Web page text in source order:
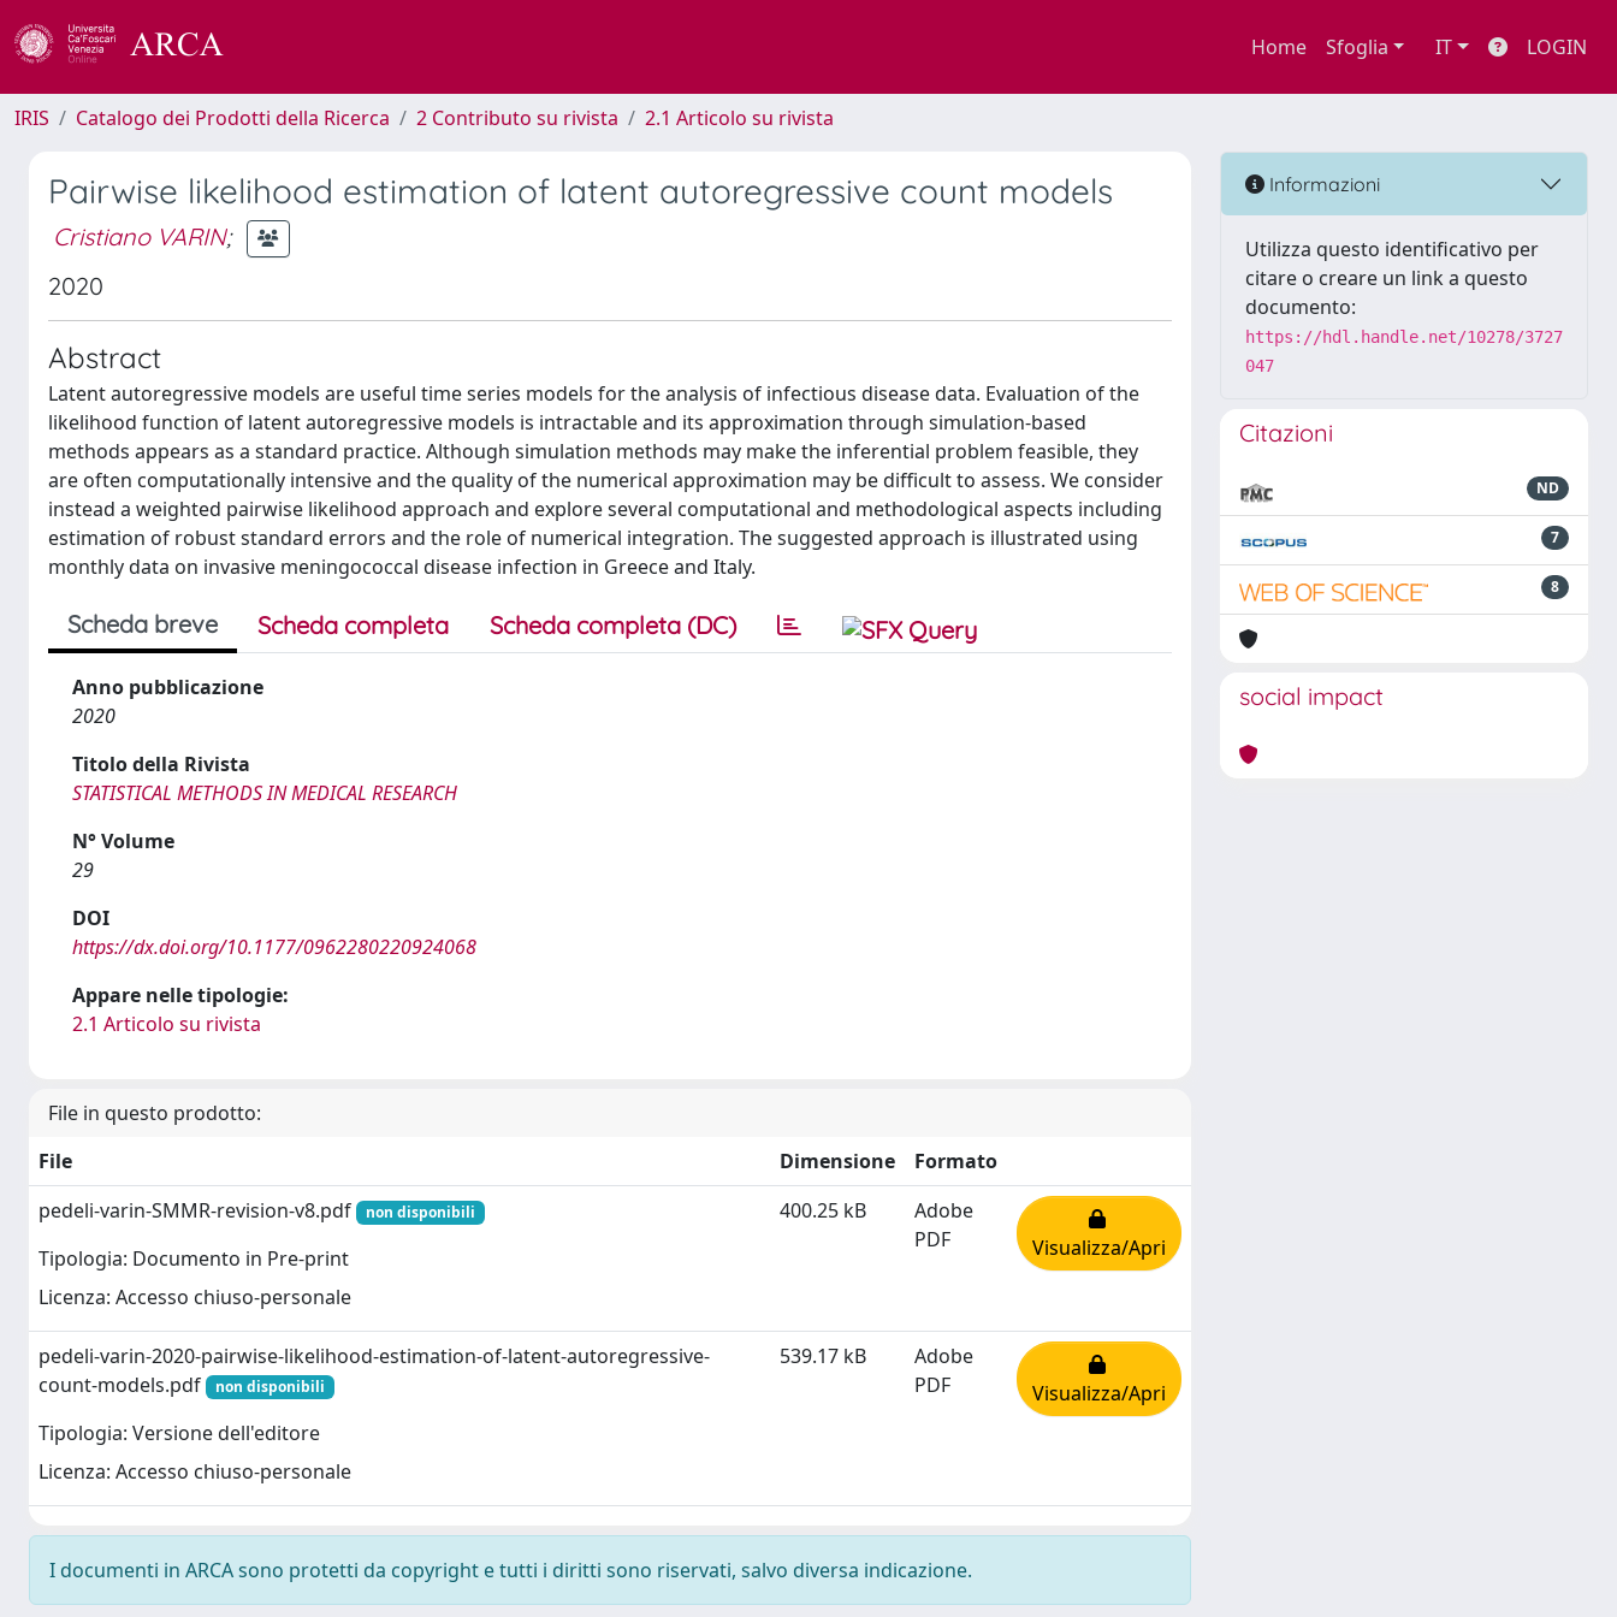
Home Sfoglia IT LOGIN
IRIS Catalogo dei Prodotti della Ricerca 2 Contributo su rivista 2.1 Articolo su rivista
Pairwise likelihood estimation of latent autoregressive count models
Cristiano VARIN;
2020
Abstract
Latent autoregressive models are useful time series models for the analysis of infectious disease data. Evaluation of the
likelihood function of latent autoregressive models is intractable and its approximation through simulation-based
methods appears as a standard practice. Although simulation methods may make the inferential problem feasible, they
are often computationally intensive and the quality of the numerical approximation may be difficult to assess. We consider
instead a weighted pairwise likelihood approach and explore several computational and methodological aspects including
estimation of robust standard errors and the role of numerical integration. The suggested approach is illustrated using
monthly data on invasive meningococcal disease infection in Greece and Italy.
Scheda breve Scheda completa Scheda completa (DC)
Anno pubblicazione
2020
Titolo della Rivista
STATISTICAL METHODS IN MEDICAL RESEARCH
N° Volume
29
DOI
https://dx.doi.org/10.1177/0962280220924068
Appare nelle tipologie:
2.1 Articolo su rivista
File in questo prodotto:
File
Dimensione
Formato
pedeli-varin-SMMR-revision-v8.pdf
non disponibili
Tipologia: Documento in Pre-print
Licenza: Accesso chiuso-personale
400.25 kB
Adobe
PDF
Visualizza/Apri
pedeli-varin-2020-pairwise-likelihood-estimation-of-latent-autoregressive-
count-models.pdf
non disponibili
Tipologia: Versione dell'editore
Licenza: Accesso chiuso-personale
539.17 kB
Adobe
PDF
Visualizza/Apri
I documenti in ARCA sono protetti da copyright e tutti i diritti sono riservati, salvo diversa indicazione.
Informazioni
Utilizza questo identificativo per
citare o creare un link a questo
documento:
https://hdl.handle.net/10278/3727
047
Citazioni
ND
7
8
social impact